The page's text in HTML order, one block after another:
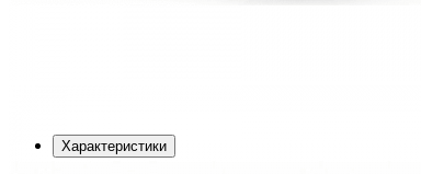
Характеристики